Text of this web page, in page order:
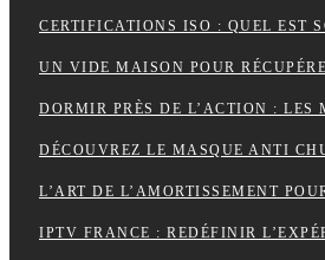
IPTV FRANCE : REDÉFINIR